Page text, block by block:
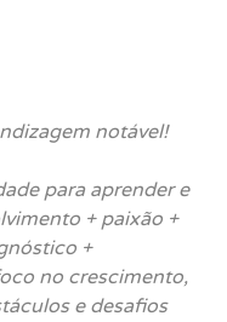
notável!
para aprender e
+ paixão +
+
no crescimento,
e desafios